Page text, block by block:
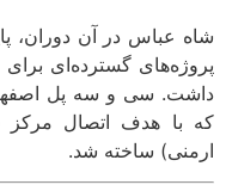
عباس در آن دوران،
گسترده‌ای برای
سی و سه پل اصفهان
هدف اتصال مرکز
ساخته شد.